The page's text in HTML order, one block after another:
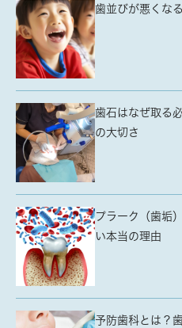
歯並びが悪くな
歯石はなぜ取る
の大切さ
プラーク（歯垢
い本当の理由
予防歯科とは？